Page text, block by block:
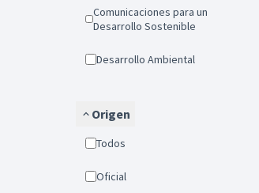
Comunicaciones para un
Desarrollo Sostenible
Desarrollo Ambiental
Origen
Todos
Oficial